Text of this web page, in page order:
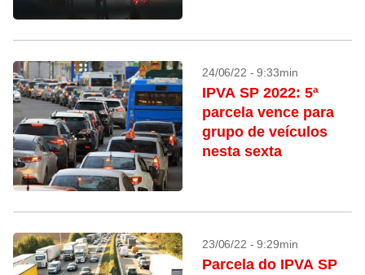
24/06/22 - 9:33min
IPVA SP 2022: 5ª
parcela vence para
grupo de veículos
nesta sexta
23/06/22 - 9:29min
Parcela do IPVA SP